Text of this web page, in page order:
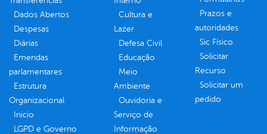
Dados Abertos
Despesas
Diárias
Emendas
parlamentares
Estrutura
Organizacional
Inicio
LGPD e Governo
Cultura e
Lazer
Defesa Civil
Educação
Meio
Ambiente
Ouvidoria e
Serviço de
Informação
Prazos e
autoridades
Sic Físico
Solicitar
Recurso
Solicitar um
pedido